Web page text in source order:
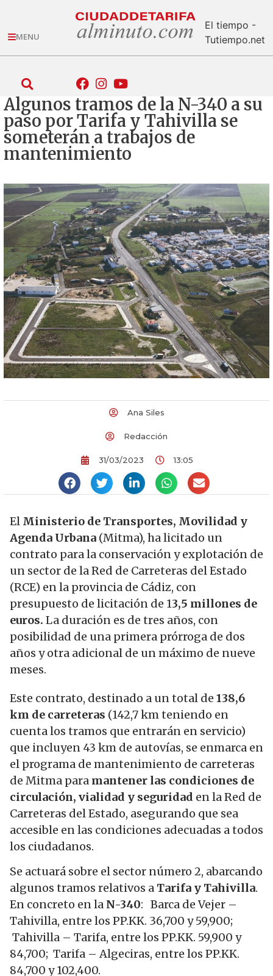
MENU
El tiempo -
Tutiempo.net
Algunos tramos de la N-340 a su
paso por Tarifa y Tahivilla se
someterán a trabajos de
mantenimiento
Ana Siles
Redacción
31/03/2023 13:05
El Ministerio de Transportes, Movilidad y
Agenda Urbana (Mitma), ha licitado un
contrato para la conservación y explotación de
un sector de la Red de Carreteras del Estado
(RCE) en la provincia de Cádiz, con
presupuesto de licitación de 13,5 millones de
euros. La duración es de tres años, con
posibilidad de una primera prórroga de dos
años y otra adicional de un máximo de nueve
meses.
Este contrato, destinado a un total de 138,6
km de carreteras (142,7 km teniendo en
cuenta los tramos que entrarán en servicio)
que incluyen 43 km de autovías, se enmarca en
el programa de mantenimiento de carreteras
de Mitma para mantener las condiciones de
circulación, vialidad y seguridad en la Red de
Carreteras del Estado, asegurando que sea
accesible en las condiciones adecuadas a todos
los ciudadanos.
Se actuará sobre el sector número 2, abarcando
algunos tramos relativos a Tarifa y Tahivilla.
En concreto en la N-340: Barca de Vejer –
Tahivilla, entre los PP.KK. 36,700 y 59,900;
Tahivilla – Tarifa, entre los PP.KK. 59,900 y
84,700; Tarifa – Algeciras, entre los PP.KK.
84,700 y 102,400.